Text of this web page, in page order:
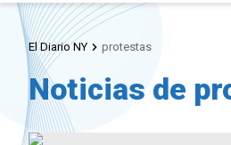
El Diario NY protestas
Noticias de